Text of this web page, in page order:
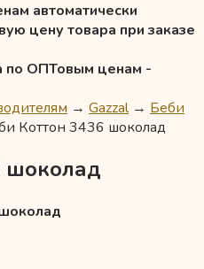
автоматически
цену товара при заказе
по ОПТовым ценам -
→ Gazzal → Беби
Коттон 3436 шоколад
шоколад